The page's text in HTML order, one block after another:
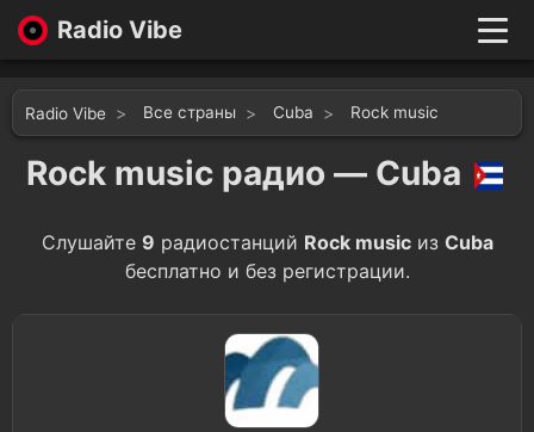
Radio Vibe
New
Genres
Likes
Top 100
Radio Vibe Все страны Cuba Rock music
Rock music радио — Cuba
Слушайте 9 радиостанций Rock musicиз Cuba
бесплатно и без регистрации.